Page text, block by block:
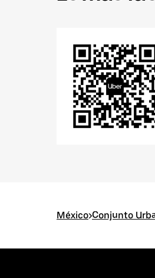
México>Conjunto